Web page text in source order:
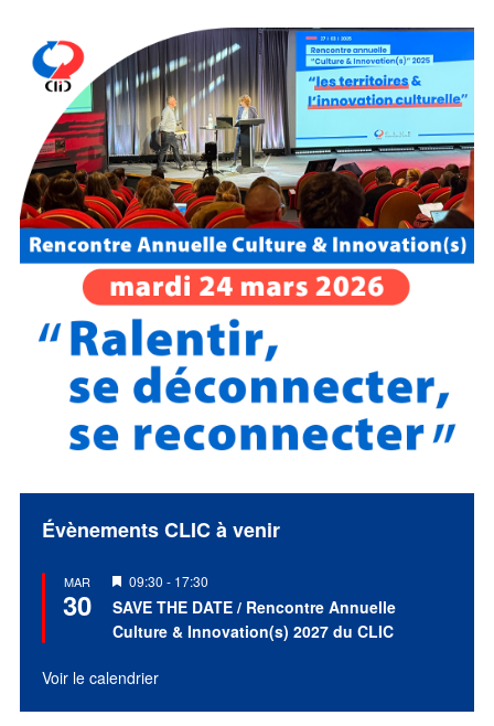
Évènements CLIC à venir
MAR
30
Mis
en
avant
09:30 - 17:30
SAVE THE DATE / Rencontre Annuelle
Culture & Innovation(s) 2027 du CLIC
Voir le calendrier